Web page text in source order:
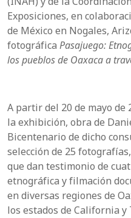
Exposiciones, en
de México en Nogales,
fotográfica Pasajuego:
los pueblos de Oaxaca a
A partir del 20 de mayo
la exhibición, obra de
Bicentenario de dicho
selección de 25
que dan testimonio de
etnográfica y filmación
en diversas regiones de
los estados de California y